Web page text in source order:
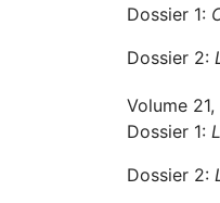
Dossier 1:
Dossier 2:
Volume
Dossier 1:
Dossier 2: